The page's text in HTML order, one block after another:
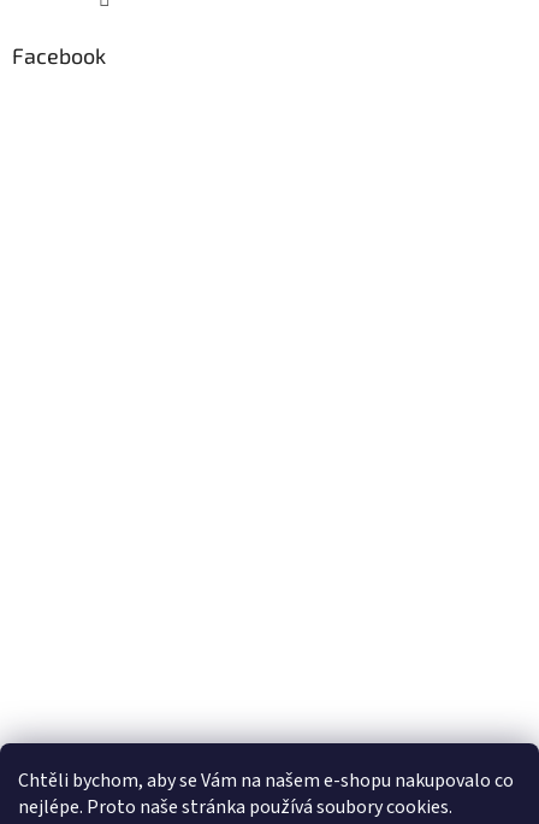
Chtěli bychom, aby se Vám na našem e-shopu nakupovalo co
nejlépe. Proto naše stránka používá soubory cookies.
Facebook